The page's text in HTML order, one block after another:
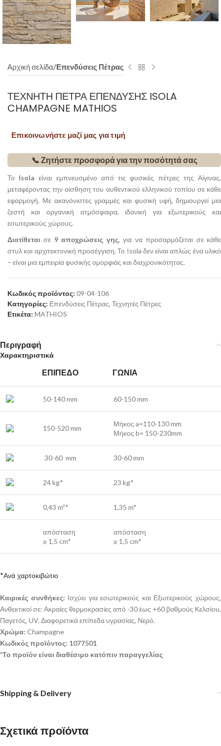
Αρχική σελίδα Επενδύσεις Πέτρας
ΤΕΧΝΗΤΉ ΠΈΤΡΑ ΕΠΈΝΔΥΣΗΣ ISOLA
CHAMPAGNE MATHIOS
Επικοινωνήστε μαζί μας για τιμή
📞 Ζητήστε προσφορά για την ποσότητά σας
Το Isola είναι εμπνευσμένο από τις φυσικές πέτρες της Αίγινας,
μεταφέροντας την αίσθηση του αυθεντικού ελληνικού τοπίου σε κάθε
εφαρμογή. Με ακανόνιστες γραμμές και φυσική υφή, δημιουργεί μια
ζεστή και οργανική ατμόσφαιρα, ιδανική για εξωτερικούς και
εσωτερικούς χώρους.
Διατίθεται σε 9 αποχρώσεις γης, για να προσαρμόζεται σε κάθε
στυλ και αρχιτεκτονική προσέγγιση. Το Isola δεν είναι απλώς ένα υλικό
– είναι μια εμπειρία φυσικής ομορφιάς και διαχρονικότητας.
Κωδικός προϊόντος: 09-04-106
Κατηγορίες: Επενδύσεις Πέτρας, Τεχνητές Πέτρες
Ετικέτα: MATHIOS
Περιγραφή
Χαρακτηριστικά
ΕΠΊΠΕΔΟ ΓΩΝΊΑ
50-140 mm 60-150 mm
150-520 mm
Μήκος a=110-130 mm
Μήκος b= 150-230mm
30-60 mm 30-60 mm
24 kg* 23 kg*
0,43 m²* 1,35 m*
απόσταση
≥ 1,5 cm*
απόσταση
≥ 1,5 cm*
*Ανά χαρτοκιβώτιο
Καιρικές συνθήκες: Ισχύει για εσωτερικούς και Εξωτερικούς χώρους,
Ανθεκτικοί σε: Ακραίες θερμοκρασίες από -30 έως +60 βαθμούς Κελσίου,
Παγετός, UV, Διαφορετικά επίπεδα υγρασίας, Νερό.
Χρώμα: Champagne
Κωδικός προϊόντος: 1077501
*Το προϊόν είναι διαθέσιμο κατόπιν παραγγελίας
Shipping & Delivery
Σχετικά προϊόντα